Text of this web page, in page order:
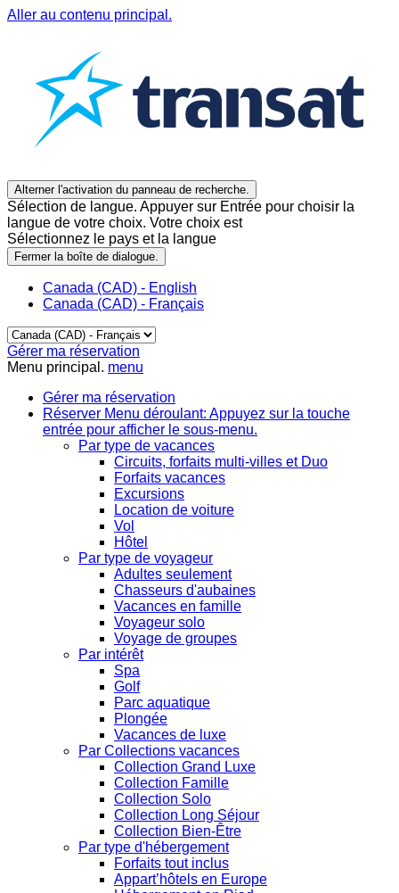
Aller au contenu principal.
Alterner l'activation du panneau de recherche.
Sélection de langue. Appuyer sur Entrée pour choisir la
langue de votre choix. Votre choix est
Sélectionnez le pays et la langue
Fermer la boîte de dialogue.
Canada (CAD) - English
Canada (CAD) - Français
Gérer ma réservation
Menu principal. menu
Gérer ma réservation
Réserver Menu déroulant: Appuyez sur la touche
entrée pour afficher le sous-menu.
Par type de vacances
Circuits, forfaits multi-villes et Duo
Forfaits vacances
Excursions
Location de voiture
Vol
Hôtel
Par type de voyageur
Adultes seulement
Chasseurs d'aubaines
Vacances en famille
Voyageur solo
Voyage de groupes
Par intérêt
Spa
Golf
Parc aquatique
Plongée
Vacances de luxe
Par Collections vacances
Collection Grand Luxe
Collection Famille
Collection Solo
Collection Long Séjour
Collection Bien-Être
Par type d'hébergement
Forfaits tout inclus
Appart’hôtels en Europe